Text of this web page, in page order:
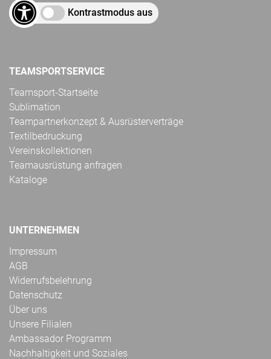
Kontrastmodus aus
TEAMSPORTSERVICE
Teamsport-Startseite
Sublimation
Teampartnerkonzept & Ausrüsterverträge
Textilbedruckung
Vereinskollektionen
Teamausrüstung anfragen
Kataloge
UNTERNEHMEN
Impressum
AGB
Widerrufsbelehrung
Datenschutz
Über uns
Unsere Filialen
Ambassador Programm
Nachhaltigkeit und Soziales